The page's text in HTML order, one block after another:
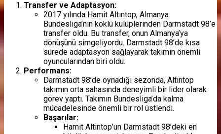
Transfer ve Adaptasyon:
2017 yılında Hamit Altıntop, Almanya
Bundesliga’nın köklü kulüplerinden Darmstadt 98’e
transfer oldu. Bu transfer, onun Almanya’ya
dönüşünü simgeliyordu. Darmstadt 98’de kısa
sürede adaptasyon sağlayarak takımın önemli
oyuncularından biri oldu.
Performans:
Darmstadt 98’de oynadığı sezonda, Altıntop
takımın orta sahasında deneyimli bir lider olarak
görev yaptı. Takımın Bundesliga’da kalma
mücadelesinde önemli bir rol üstlendi.
Başarılar:
Hamit Altıntop’un Darmstadt 98’deki en